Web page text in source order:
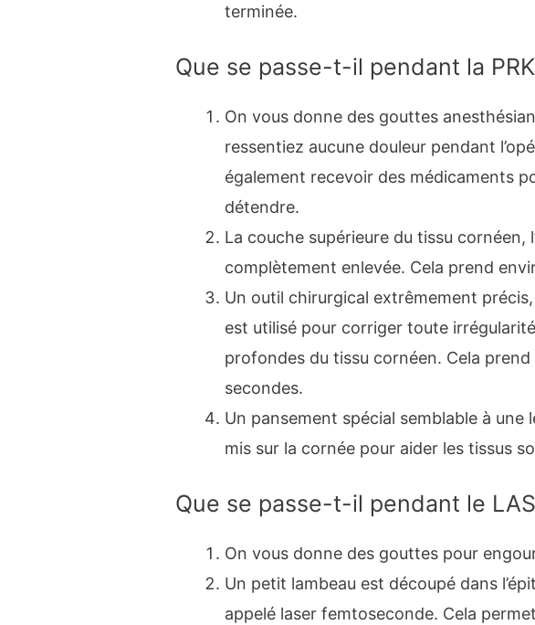
terminée.
Que se passe-t-il pendant la
On vous donne des gouttes
ressentiez aucune douleur pendant
également recevoir des médicaments
détendre.
La couche supérieure du tissu cornéen,
complètement enlevée. Cela prend
Un outil chirurgical extrêmement
est utilisé pour corriger toute
profondes du tissu cornéen. Cela prend
secondes.
Un pansement spécial semblable à une
mis sur la cornée pour aider les tissus
Que se passe-t-il pendant le
On vous donne des gouttes pour
Un petit lambeau est découpé dans
appelé laser femtoseconde. Cela